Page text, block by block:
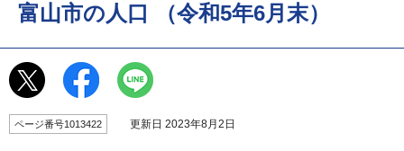
富山市の人口 （令和5年6月末）
ページ番号1013422 更新日 2023年8月2日